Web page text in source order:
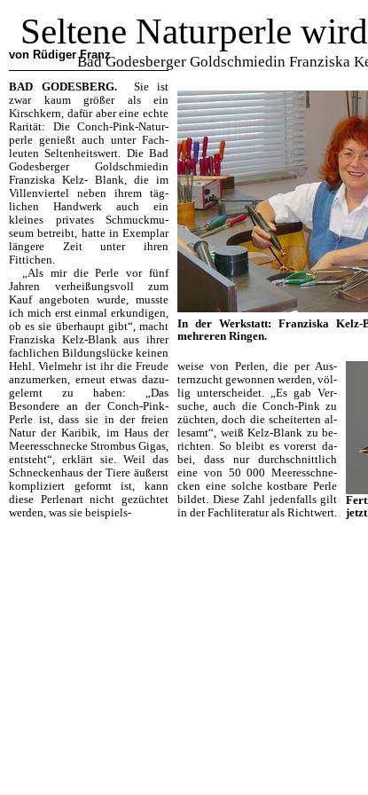
Seltene Naturperle
Bad Godesberger Goldschmiedin Franziska
von Rüdiger Franz
BAD GODESBERG.Sie ist
zwar kaum größer als ein
Kirschkern, dafür aber eine echte
Rarität: Die Conch-Pink-Natur­
perle genießt auch unter Fach­
leuten Selten­heits­wert. Die Bad
Godesberger Goldschmiedin
Fran­ziska Kelz- Blank, die im
Villenviertel neben ihrem täg­
lichen Handwerk auch ein
kleines privates Schmuck­mu­
seum betreibt, hatte in Exemplar
längere Zeit unter ihren
Fittichen.
„Als mir die Perle vor fünf
Jah­ren verheißungsvoll zum
Kauf an­geboten wurde, musste
ich mich erst einmal erkundigen,
ob es sie überhaupt gibt“, macht
Franziska Kelz-Blank aus ihrer
fachlichen Bildungslücke keinen
Hehl. Viel­mehr ist ihr die Freude
anzumer­ken, erneut etwas dazu­
gelernt zu haben: „Das
Besondere an der Conch-Pink-
Perle ist, dass sie in der freien
Natur der Karibik, im Haus der
Meeresschnecke Strom­bus Gigas,
entsteht“, erklärt sie. Weil das
Schneckenhaus der Tiere äußerst
kompliziert geformt ist, kann
diese Perlenart nicht ge­züchtet
werden, was sie beispiels-
In der Werkstatt: Franziska
mehreren Ringen.
weise von Perlen, die per Aus­
ternzucht gewonnen werden, völ­
lig unterscheidet. „Es gab Ver­
suche, auch die Conch-Pink zu
züchten, doch die scheiterten al­
lesamt“, weiß Kelz-Blank zu be­
richten. So bleibt es vorerst da­
bei, dass nur durchschnittlich
eine von 50 000 Meeres­schne­
cken eine solche kostbare Perle
bildet. Diese Zahl jedenfalls gilt
in der Fachlite­ratur als Richtwert.